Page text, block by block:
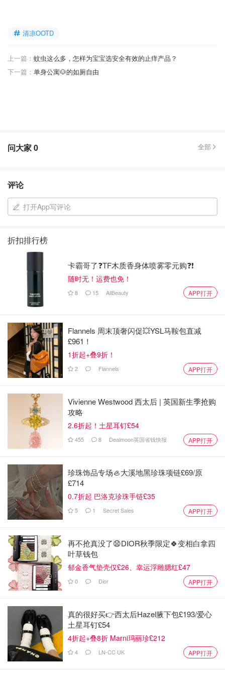
清凉OOTD
上一篇： 蚊虫这么多，怎样为宝宝选安全有效的止痒产品？
下一篇： 单身公寓🐶的如厕自由
问大家0 全部
评论
打开App写评论
折扣排行榜
卡霸哥了❓TF木质香身体喷雾零元购❓❗
随时无！运费也免！
8 15 AllBeauty APP打开
Flannels 周末顶奢闪促💥YSL马鞍包直减
£961！
1折起+叠9折！
2 Flannels APP打开
Vivienne Westwood 西太后 | 英国新生季抢购
攻略
2.6折起！土星耳钉£54
455 8 Dealmoon英国省钱快报 APP打开
珍珠饰品专场🦪大溪地黑珍珠项链£69/原
£714
0.7折起 巴洛克珍珠手链£35
5 1 Secret Sales APP打开
再不抢真没了😧DIOR秋季限定🍀变相白拿四
叶草钱包
郁金香气垫壳仅£26、幸运浮雕腮红£47
0 Dior APP打开
真的很好买👉西太后Hazel腋下包£193/爱心
土星耳钉£54
4折起+叠8折 Marni玛丽珍£212
4 LN-CC UK APP打开